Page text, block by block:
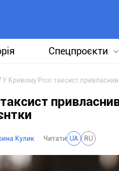
Спецпроєкти
У Кривому Розі таксист
Кулик Читати UA RU